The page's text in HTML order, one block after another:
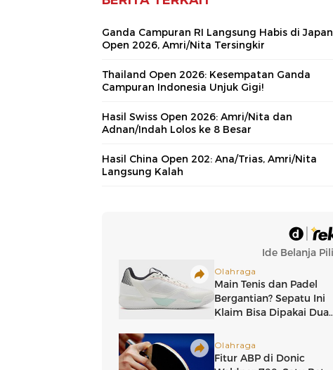
Ganda Campuran RI Langsung Habis di Japan
Open 2026, Amri/Nita Tersingkir
Thailand Open 2026: Kesempatan Ganda
Campuran Indonesia Unjuk Gigi!
Hasil Swiss Open 2026: Amri/Nita dan
Adnan/Indah Lolos ke 8 Besar
Hasil China Open 202: Ana/Trias, Amri/Nita
Langsung Kalah